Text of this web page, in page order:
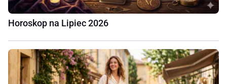
Horoskop na Lipiec 2026